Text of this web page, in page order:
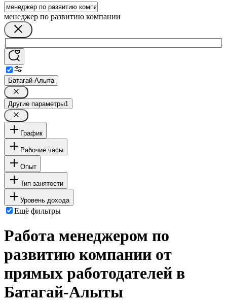
менеджер по развитию компании
Батагай-Алыта
Другие параметры1
График
Рабочие часы
Опыт
Тип занятости
Уровень дохода
Ещё фильтры
Работа менеджером по
развитию компании от
прямых работодателей в
Батагай-Алыты